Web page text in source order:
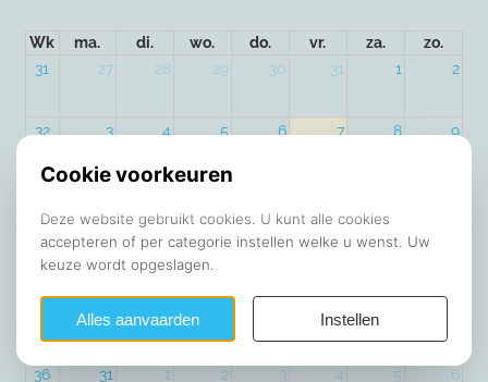
Wk ma. di. wo. do. vr. za.
zo.
31
27 28 29 30 31 1 2
32 3 4 5 6 7 8 9
34 17 18 19 20 21 22
24 25 28
36 31 1 2 3 4 5 6